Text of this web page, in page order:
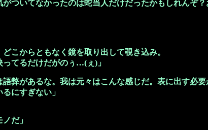
ついてなかったのは蛇当人だけだったかもしれんぞ
こからともなく鏡を取り出して覗き込み。
ってるだけだがのぅ…(ぇ)」
弊があるな。我は元々はこんな感じだ。表に出す必
にすぎない」
だ」